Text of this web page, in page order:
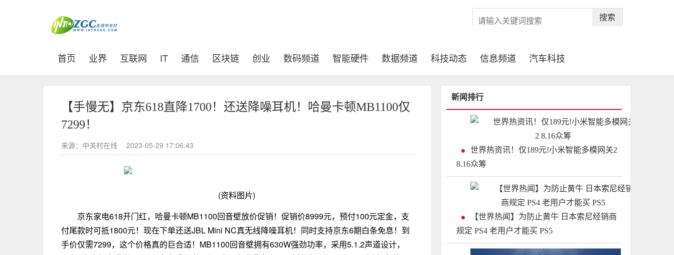
搜索
首页 (current)
业界 互联网 IT 通信 区块链 创业 数码频道 智能硬件 数据频道 科技动态 信息频道 汽车科技
【手慢无】京东618直降1700！还送降噪耳机！哈曼卡顿MB1100仅
7299！
来源：中关村在线 2023-05-29 17:06:43
(资料图片)
京东家电618开门红，哈曼卡顿MB1100回音壁放价促销！促销价8999元，预付100元定金，支
付尾款时可抵1800元！现在下单还送JBL Mini NC真无线降噪耳机！同时支持京东6期白条免息！到
手价仅需7299，这个价格真的巨合适！MB1100回音壁拥有630W强劲功率，采用5.1.2声道设计，
新闻排行
世界热资讯！仅189元!小米智能多模网关2
8.16众筹
【世界热闻】为防止黄牛 日本索尼经销商
规定 PS4 老用户才能买 PS5